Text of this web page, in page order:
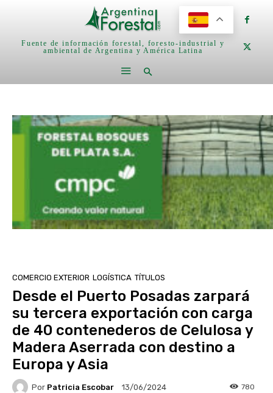
Fuente de información forestal, foresto-industrial y
ambiental de Argentina y América Latina
COMERCIO EXTERIOR LOGÍSTICA TÍTULOS
Desde el Puerto Posadas zarpará
su tercera exportación con carga
de 40 contenederos de Celulosa y
Madera Aserrada con destino a
Europa y Asia
Por Patricia Escobar 13/06/2024 780